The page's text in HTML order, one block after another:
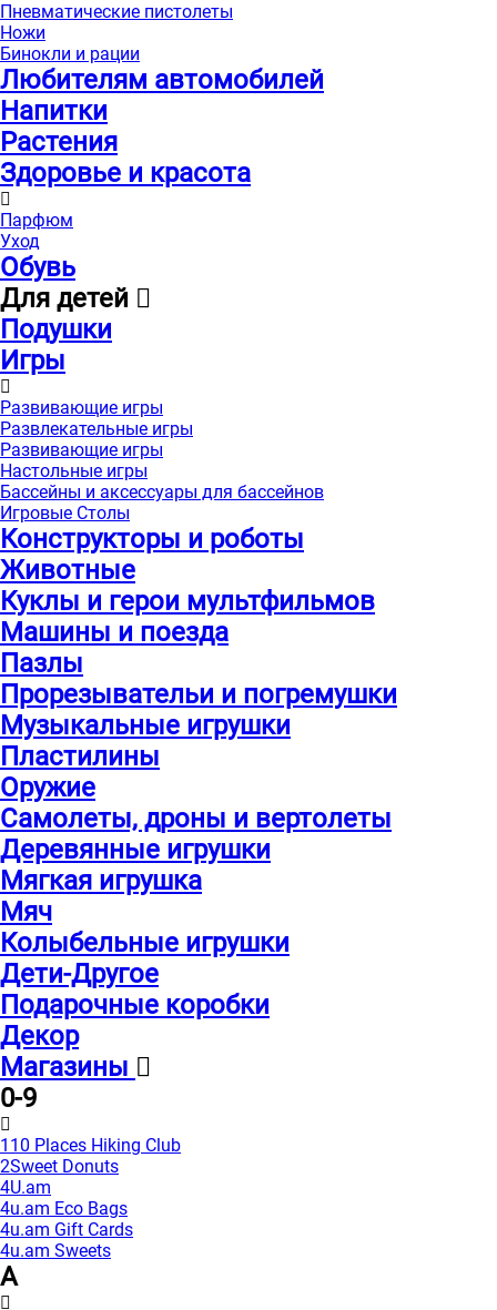
Пневматические пистолеты
Ножи
Бинокли и рации
Любителям автомобилей
Напитки
Растения
Здоровье и красота
Парфюм
Уход
Обувь
Для детей
Подушки
Игры
Развивающие игры
Развлекательные игры
Развивающие игры
Настольные игры
Бассейны и аксессуары для бассейнов
Игровые Столы
Конструкторы и роботы
Животные
Куклы и герои мультфильмов
Машины и поезда
Пазлы
Прорезывательи и погремушки
Музыкальные игрушки
Пластилины
Оружие
Самолеты, дроны и вертолеты
Деревянные игрушки
Мягкая игрушка
Мяч
Колыбельные игрушки
Дети-Другое
Подарочные коробки
Декор
Магазины
0-9
110 Places Hiking Club
2Sweet Donuts
4U.am
4u.am Eco Bags
4u.am Gift Cards
4u.am Sweets
A